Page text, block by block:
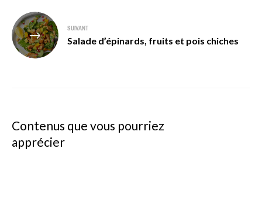
SUIVANT
Salade d’épinards, fruits et pois chiches
Contenus que vous pourriez
apprécier